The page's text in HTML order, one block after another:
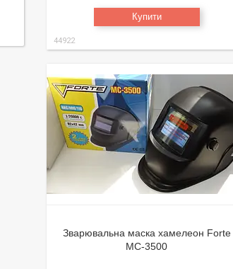
Купити
44922
Зварювальна маска хамелеон Forte
MC-3500